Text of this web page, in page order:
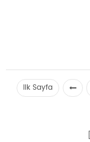
Ilk Sayfa